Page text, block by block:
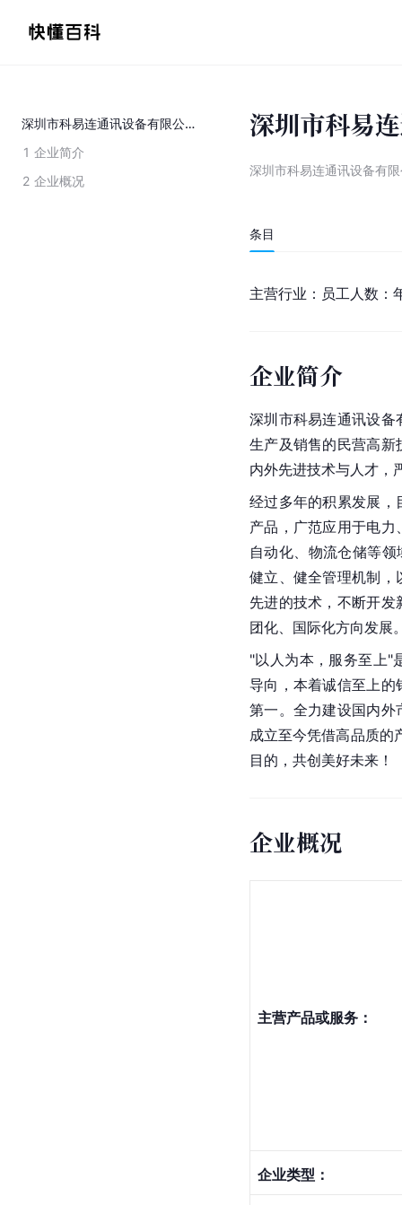
深圳市科易连通讯设备有限公司
1 企业简介
2 企业概况
深圳市科易
深圳市科易连通讯设备有
条目
主营行业：员工人数：
企业简介
深圳市科易连通讯设备
生产及销售的民营高新
内外先进技术与人才，
经过多年的积累发展
产品，广范应用于电
自动化、物流仓储等
健立、健全管理机制，
先进的技术，不断开
团化、国际化方向发展
"以人为本，服务至上"
导向，本着诚信至上的
第一。全力建设国内外
成立至今凭借高品质的
目的，共创美好未来！
企业概况
主营产品或服务：
企业类型：